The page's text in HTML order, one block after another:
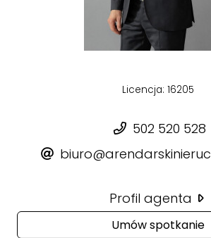
Licencja: 16205
502 520 528
Profil agenta
Umów spotkanie